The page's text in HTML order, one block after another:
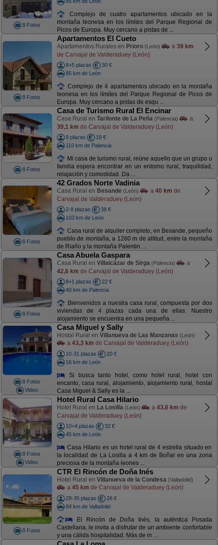
8 Fotos
Complejo de cuatro apartamentos ubicado en la
montaña leonesa en los límites del Parque Regional de
Picos de Europa. Muy cercano a pistas de ...
8 Fotos
Apartamentos El Cueto
Apartamentos Rurales en Prioro (León) a 39 km
de Carvajal de Valderaduey (León)
8+5 plazas
30 €
85 km de León
Complejo de 4 apartamentos ubicado en la montaña
leonesa en los límites del Parque Regional de Picos de
Europa. Muy cercano a pistas de esqu ...
8 Fotos
Casa de Turismo Rural El Encinar
Casa Rural en Tarilonte de La Peña (Palencia)
a
39,1 km de Carvajal de Valderaduey (León)
9 plazas
19 €
110 km de Palencia
Mi casa de turismo rural, reúne aquello que un grupo o
familia espera encontrar en un entorno rural, traquilidad,
relajación y comodidad. Da ...
8 Fotos
42 Grados Norte Vadinia
Casa Rural en Besande (León) a 40 km de
Carvajal de Valderaduey (León)
2-8 plazas
38 €
103 km de León
Casa rural de alquiler completo, en Besande, pequeño
pueblo de montaña, a 1280 m de altitud, entre la montaña
de Riaño y la montaña Palentin ...
8 Fotos
Casa Abuela Gaspara
Casa Rural en Villalcázar de Sirga (Palencia)
a
42,6 km de Carvajal de Valderaduey (León)
8+1 plazas
22 €
40 km de Palencia
Bienvenidos a nuestra casa rural, compuesta por dos
viviendas de 4 plazas cada una de ellas. Nuestro
alojamiento se encuentra en una pequeña ...
8 Fotos
Video
Casa Miguel y Sally
Hostal Rural en Villanueva de Las Manzanas (León)
a 43,3 km de Carvajal de Valderaduey (León)
10-31 plazas
20 €
16 km de León
Si busca tanto hotel, como hotel rural, hotel con
encanto, casa rural, alojamiento, alojamiento rural, hostal
Casa Miguel & Sally es la ...
8 Fotos
Video
Hotel Rural Casa Hilario
Hotel Rural en La Losilla (León) a 43,6 km de
Carvajal de Valderaduey (León)
10+4 plazas
32 €
45 km de León
Casa Hilario es un hotel rural de 4 estrella situado en
la localidad de La Losilla a 4 km de Boñar en una zona
preciosa de la montaña leones ...
8 Fotos
CTR El Rincón de Doña Inés
Hotel Rural en Villanueva de la Condesa (Valladolid)
a 45 km de Carvajal de Valderaduey (León)
28-35 plazas
26 €
84 km de Valladolid
El Rincón de Doña Inés, la auténtica Posada
Castellana, le invita a disfrutar de un ambiente confortable
y una cálida hospitalidad. Más de m ...